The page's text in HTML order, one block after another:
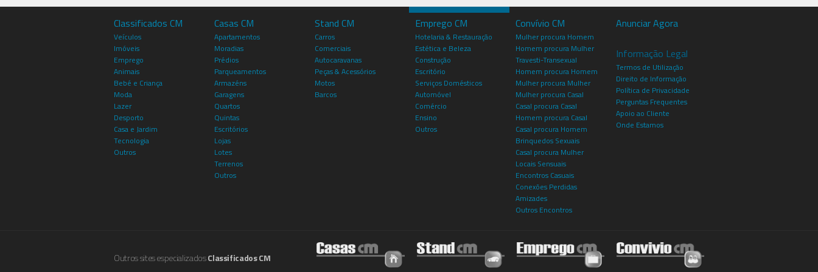
Classificados CM
Veículos
Imóveis
Emprego
Animais
Bebé e Criança
Moda
Lazer
Desporto
Casa e Jardim
Tecnologia
Outros
Casas CM
Apartamentos
Moradias
Prédios
Parqueamentos
Armazéns
Garagens
Quartos
Quintas
Escritórios
Lojas
Lotes
Terrenos
Outros
Stand CM
Carros
Comerciais
Autocaravanas
Peças & Acessórios
Motos
Barcos
Emprego CM
Hotelaria & Restauração
Estética e Beleza
Construção
Escritório
Serviços Domésticos
Automóvel
Comércio
Ensino
Outros
Convívio CM
Mulher procura Homem
Homem procura Mulher
Travesti-Transexual
Homem procura Homem
Mulher procura Mulher
Mulher procura Casal
Casal procura Casal
Homem procura Casal
Casal procura Homem
Brinquedos Sexuais
Casal procura Mulher
Locais Sensuais
Encontros Casuais
Conexões Perdidas
Amizades
Outros Encontros
Anunciar Agora
Informação Legal
Termos de Utilização
Direito de Informação
Política de Privacidade
Perguntas Frequentes
Apoio ao Cliente
Onde Estamos
Outros sites especializadosClassificados CM